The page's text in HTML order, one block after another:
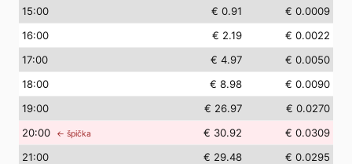
15:00 € 0.91
€ 0.0009
16:00 € 2.19
€ 0.0022
17:00 € 4.97
€ 0.0050
18:00 € 8.98
€ 0.0090
19:00 € 26.97
€ 0.0270
20:00 ← špička € 30.92
€ 0.0309
21:00 € 29.48
€ 0.0295